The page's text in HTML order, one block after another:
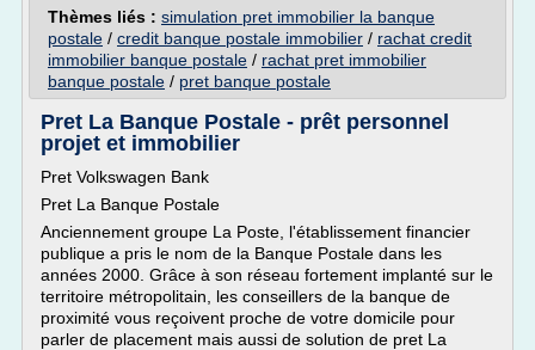
Thèmes liés : simulation pret immobilier la banque
postale / credit banque postale immobilier / rachat credit
immobilier banque postale / rachat pret immobilier
banque postale / pret banque postale
Pret La Banque Postale - prêt personnel
projet et immobilier
Pret Volkswagen Bank
Pret La Banque Postale
Anciennement groupe La Poste, l'établissement financier
publique a pris le nom de la Banque Postale dans les
années 2000. Grâce à son réseau fortement implanté sur le
territoire métropolitain, les conseillers de la banque de
proximité vous reçoivent proche de votre domicile pour
parler de placement mais aussi de solution de pret La